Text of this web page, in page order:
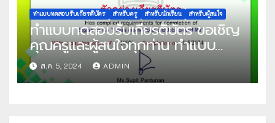
ทำแบบทดสอบรับเกียรติบัตร สำหรับครู สำหรับนักเรียน สำหรับผู้สนใจ
ทำแบบทดสอบรับเกียรติบัตร ขอเชิญ
คุณครูและผู้สนใจทุกท่าน ทำแบบ
ทดสอบออนไลน์ แบบทดสอบ ภาษา
อังกฤษเพื่อความเข้าใจ ชุด English
ส.ค. 5, 2024 ADMIN